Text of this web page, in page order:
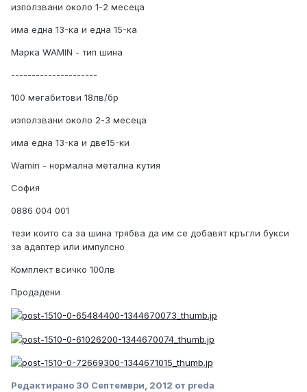
използвани около 1-2 месеца
има една 13-ка и една 15-ка
Марка WAMIN - тип шина
---------------------
100 мегабитови 18лв/бр
използвани около 2-3 месеца
има една 13-ка и две15-ки
Wamin - нормална метална кутия
София
0886 004 001
тези които са за шина трябва да им се добавят кръгли букси
за адаптер или импулсно
Комплект всичко 100лв
Продадени
Редактирано 30 Септември, 2012 от preda